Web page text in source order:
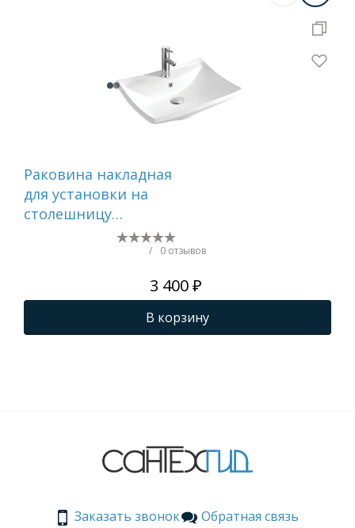
Раковина накладная
для установки на
столешницу
AQUATEK AQ5518-00,
/ 0 отзывов
3 400 ₽
В корзину
Заказать звонок Обратная связь